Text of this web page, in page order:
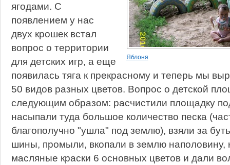
Яблоня
ягодами. С
появлением у нас
двух крошек встал
вопрос о территории
для детских игр, а еще
появилась тяга к прекрасному и теперь мы
50 видов разных цветов. Вопрос о детской
следующим образом: расчистили площадку
насыпали туда большое количество песка
благополучно "ушла" под землю), взяли за
шины, промыли, вкопали в землю наполовину,
масляные краски 6 основных цветов и дали